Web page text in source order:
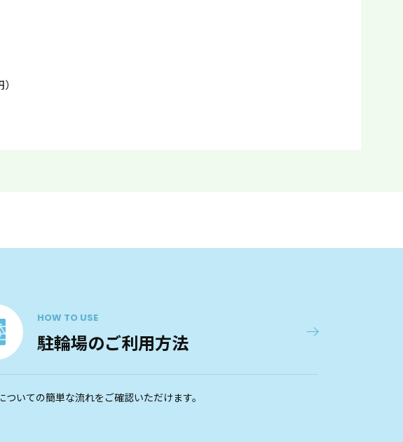
HOW TO USE
駐輪場のご利用方法
ついての簡単な流れをご確認いただけます。